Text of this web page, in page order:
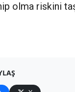
olma riskini